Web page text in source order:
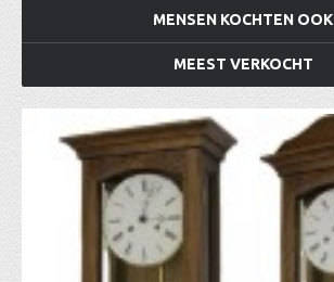
MENSEN KOCHTEN OOK
MEEST VERKOCHT